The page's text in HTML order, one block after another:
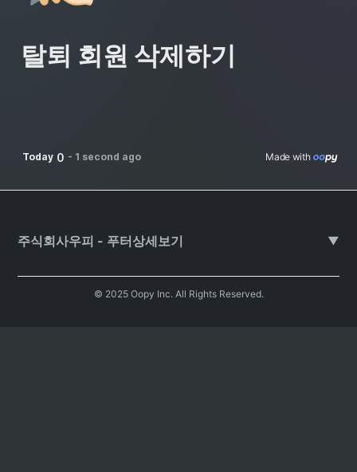
탈퇴 회원 삭제하기
Today 0 - 1 second ago Made with
주식회사우피 - 푸터상세보기 ▼
© 2025 Oopy Inc. All Rights Reserved.